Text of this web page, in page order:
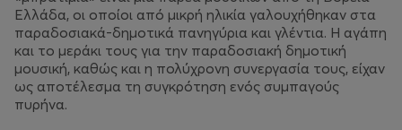
Ελλάδα, οι οποίοι από μικρή ηλικία γαλουχήθηκαν στα
παραδοσιακά-δημοτικά πανηγύρια και γλέντια. Η αγάπη
και το μεράκι τους για την παραδοσιακή δημοτική
μουσική, καθώς και η πολύχρονη συνεργασία τους, είχαν
ως αποτέλεσμα τη συγκρότηση ενός συμπαγούς
πυρήνα.